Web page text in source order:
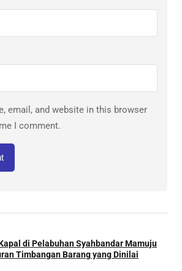
email, and website in this browser
I comment.
di Pelabuhan Syahbandar Mamuju
Timbangan Barang yang Dinilai